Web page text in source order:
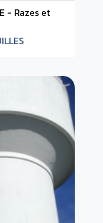
- Razes et